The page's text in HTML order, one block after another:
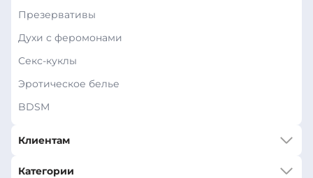
Презервативы
Духи с феромонами
Секс-куклы
Эротическое белье
BDSM
Клиентам
Категории